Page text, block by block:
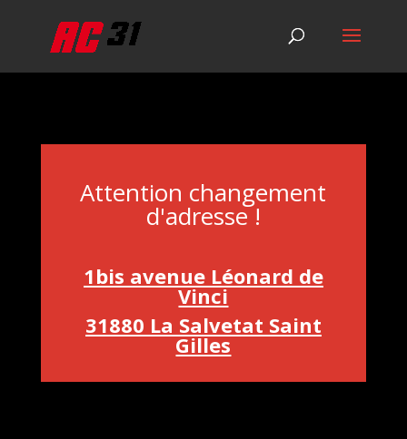
Attention changement
d'adresse !
1bis avenue Léonard de
Vinci
31880 La Salvetat Saint
Gilles